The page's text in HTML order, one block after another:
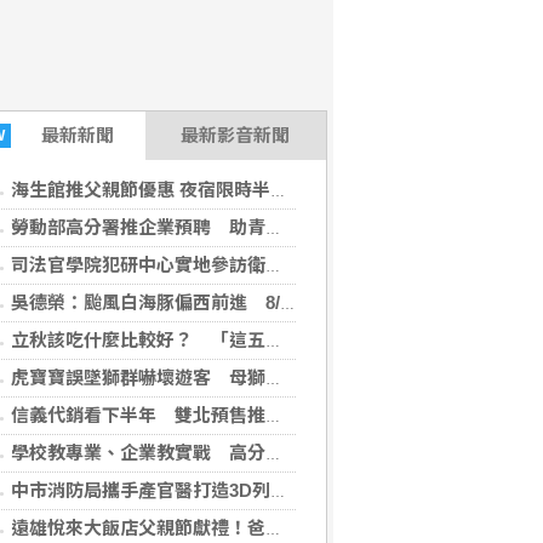
最新新聞 最新影音新聞
海生館推父親節優惠 夜宿限時半價！這時段買更划算
勞動部高分署推企業預聘 助青年AI人才畢業即就業
司法官學院犯研中心實地參訪衛福部嘉療 深化醫法跨界合作新藍圖
吳德榮：颱風白海豚偏西前進 8/8至8/10防劇烈降雨
立秋該吃什麼比較好？ 「這五種」食材當季盛產外也滋養健康
虎寶寶誤墜獅群嚇壞遊客 母獅溫柔舔舐 幫忙清理臍帶
信義代銷看下半年 雙北預售推案規模兩極化
學校教專業、企業教實戰 高分署助青年搶搭AI人才列車
中市消防局攜手產官醫打造3D列印氣切模具 榮獲綠點子國際發明展鈦金獎
遠雄悅來大飯店父親節獻禮！爸爸身分證「8」越多優惠越狂，最低只要8元！